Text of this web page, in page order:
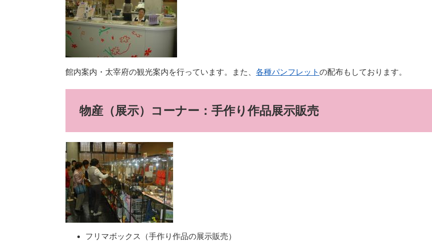
館内案内・太宰府の観光案内を行っています。また、 各種パンフレット の配布もしております。
物産（展示）コーナー：手作り作品展示販売
フリマボックス（手作り作品の展示販売）